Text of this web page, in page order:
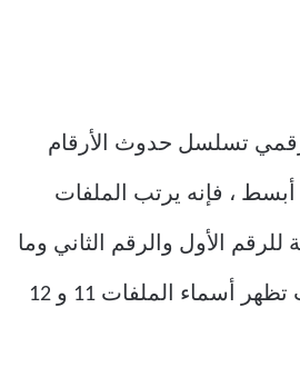
تسلسل حدوث الأرقام
أبسط ، فإنه يرتب الملفات
للرقم الأول والرقم الثاني وما
إلى ذلك. لهذا السبب تظهر أسماء الملفات 11 و 12